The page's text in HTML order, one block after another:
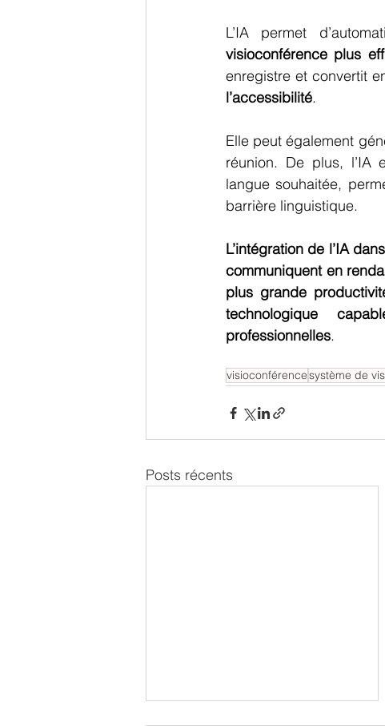
visioconférence plus
enregistre et convertit
l’accessibilité.
Elle peut également
réunion. De plus, l’IA
langue souhaitée,
barrière linguistique.
L’intégration de l’IA
communiquent en
plus grande
technologique
professionnelles.
visioconférencesystème de
Posts récents